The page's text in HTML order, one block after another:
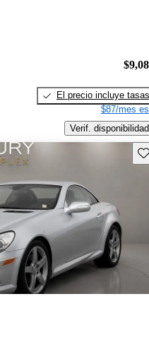
El precio incluye tasas
$87/mes
Verif. disponibilidad